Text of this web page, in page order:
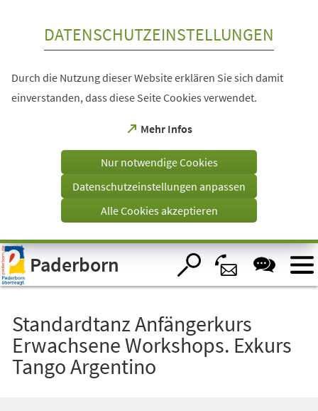
Visuelle
Assistenzsoftware
öffnen.
DATENSCHUTZEINSTELLUNGEN
Durch die Nutzung dieser Website erklären Sie sich damit
einverstanden, dass diese Seite Cookies verwendet.
Mehr Infos
(Öffnet
einem
Tab)
Nur notwendige Cookies
Datenschutzeinstellungen anpassen
Alle Cookies akzeptieren
Paderborn
Standardtanz Anfängerkurs
Erwachsene Workshops. Exkurs
Tango Argentino